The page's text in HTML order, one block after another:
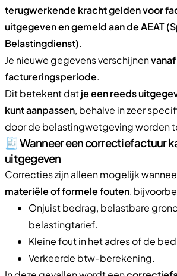
terugwerkende kracht gelden voor
uitgegeven en gemeld aan de AEAT
Belastingdienst).
Je nieuwe gegevens verschijnen
factureringsperiode.
Dit betekent datje een reeds
kunt aanpassen, behalve in zeer
door de belastingwetgeving worden
🧾 Wanneer een correctiefactuur
uitgegeven
Correcties zijn alleen mogelijk
materiële of formele fouten,
Onjuist bedrag, belastbare
belastingtarief.
Kleine fout in het adres of de
Verkeerde btw-berekening.